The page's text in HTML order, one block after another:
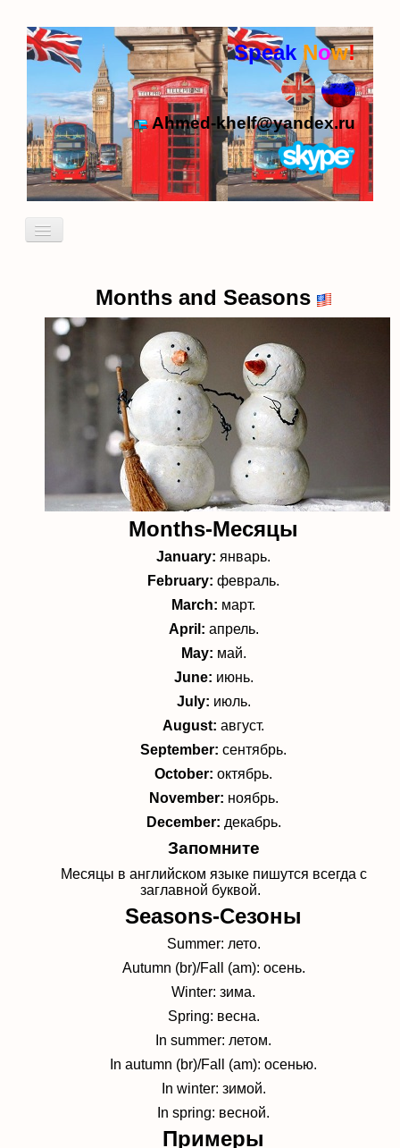
Speak Now!
Ahmed-khelf@yandex.ru
Включить/
идиомы
Months and Seasons
Months-Месяцы
January: январь.
February: февраль.
March: март.
April: апрель.
May: май.
June: июнь.
July: июль.
August: август.
September: сентябрь.
October: октябрь.
November: ноябрь.
December: декабрь.
Запомните
Месяцы в английском языке пишутся всегда с
заглавной буквой.
Seasons-Сезоны
Summer: лето.
Autumn (br)/Fall (am): осень.
Winter: зима.
Spring: весна.
In summer: летом.
In autumn (br)/Fall (am): осенью.
In winter: зимой.
In spring: весной.
Примеры